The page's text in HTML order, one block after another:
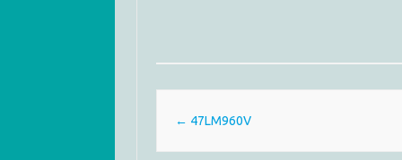
Post navigation
← 47LM960V